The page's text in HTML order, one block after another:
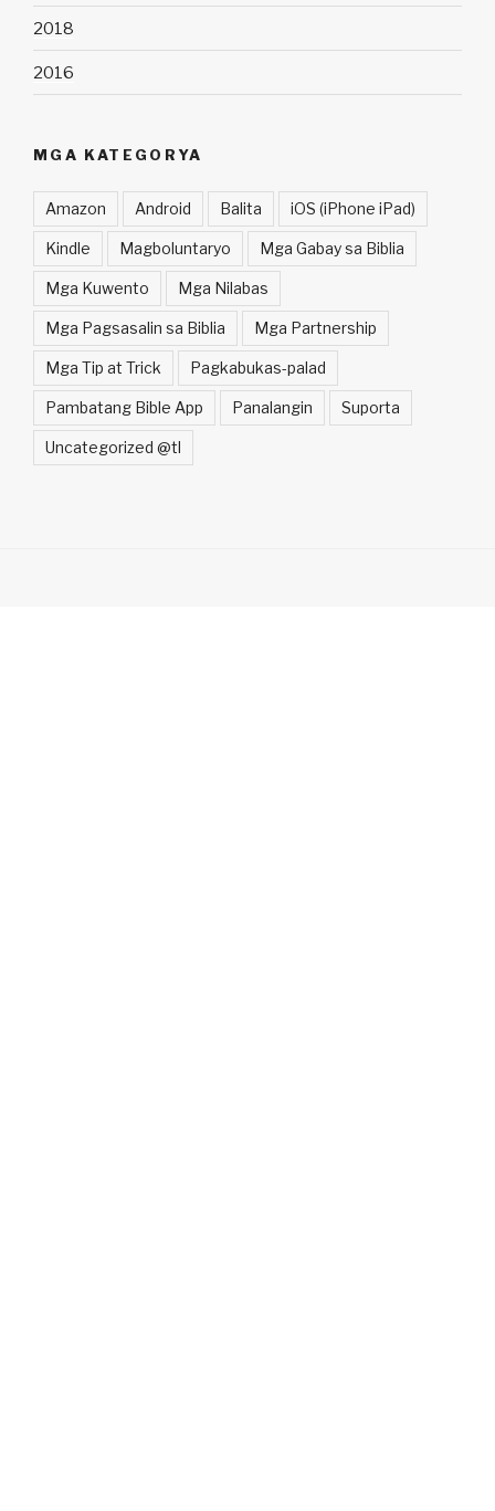
2018
2016
MGA KATEGORYA
Amazon Android Balita iOS (iPhone iPad)
Kindle Magboluntaryo Mga Gabay sa Biblia
Mga Kuwento Mga Nilabas
Mga Pagsasalin sa Biblia Mga Partnership
Mga Tip at Trick Pagkabukas-palad
Pambatang Bible App Panalangin Suporta
Uncategorized @tl